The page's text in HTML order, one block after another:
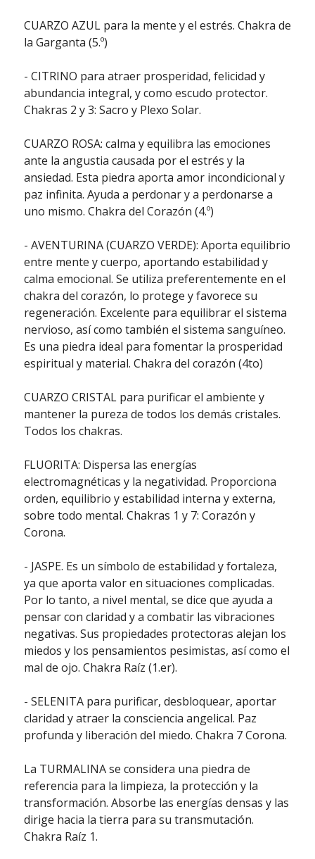
CUARZO AZUL para la mente y el estrés. Chakra de
la Garganta (5.º)
- CITRINO para atraer prosperidad, felicidad y
abundancia integral, y como escudo protector.
Chakras 2 y 3: Sacro y Plexo Solar.
CUARZO ROSA: calma y equilibra las emociones
ante la angustia causada por el estrés y la
ansiedad. Esta piedra aporta amor incondicional y
paz infinita. Ayuda a perdonar y a perdonarse a
uno mismo. Chakra del Corazón (4.º)
- AVENTURINA (CUARZO VERDE): Aporta equilibrio
entre mente y cuerpo, aportando estabilidad y
calma emocional. Se utiliza preferentemente en el
chakra del corazón, lo protege y favorece su
regeneración. Excelente para equilibrar el sistema
nervioso, así como también el sistema sanguíneo.
Es una piedra ideal para fomentar la prosperidad
espiritual y material. Chakra del corazón (4to)
CUARZO CRISTAL para purificar el ambiente y
mantener la pureza de todos los demás cristales.
Todos los chakras.
FLUORITA: Dispersa las energías
electromagnéticas y la negatividad. Proporciona
orden, equilibrio y estabilidad interna y externa,
sobre todo mental. Chakras 1 y 7: Corazón y
Corona.
- JASPE. Es un símbolo de estabilidad y fortaleza,
ya que aporta valor en situaciones complicadas.
Por lo tanto, a nivel mental, se dice que ayuda a
pensar con claridad y a combatir las vibraciones
negativas. Sus propiedades protectoras alejan los
miedos y los pensamientos pesimistas, así como el
mal de ojo. Chakra Raíz (1.er).
- SELENITA para purificar, desbloquear, aportar
claridad y atraer la consciencia angelical. Paz
profunda y liberación del miedo. Chakra 7 Corona.
La TURMALINA se considera una piedra de
referencia para la limpieza, la protección y la
transformación. Absorbe las energías densas y las
dirige hacia la tierra para su transmutación.
Chakra Raíz 1.